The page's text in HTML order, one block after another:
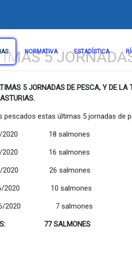
NORMATIVA ESTADÍSTICA
5
5 JORNADAS DE PESCA, Y DE
pescados estas últimas 5 jornadas de
18 salmones
16 salmones
2020 26 salmones
10 salmones
2020 7 salmones
DÍAS: 77 SALMONES